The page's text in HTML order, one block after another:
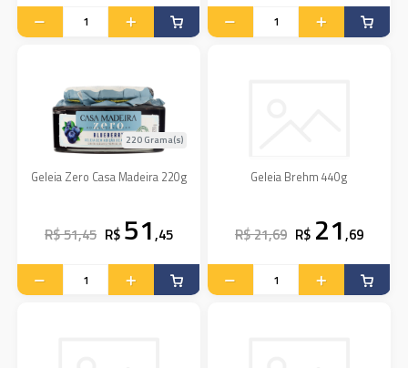
Geleia Zero Casa Madeira 220g
220 Grama(s)
R$ 51,45 R$ 51,45
Geleia Brehm 440g
R$ 21,69 R$ 21,69